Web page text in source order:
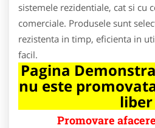
sistemele rezidentiale, cat si cu
comerciale. Produsele sunt
rezistenta in timp, eficienta in
facil.
Pagina
nu este
liber
Promovare